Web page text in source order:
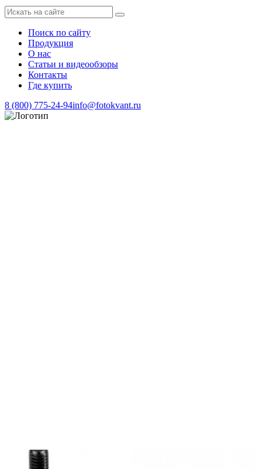
Поиск по сайту
Продукция
О нас
Статьи и видеообзоры
Контакты
Где купить
8 (800) 775-24-94info@fotokvant.ru